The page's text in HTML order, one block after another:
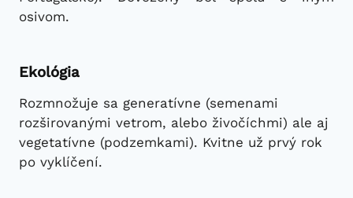
osivom.
Ekológia
Rozmnožuje sa generatívne (semenami
rozširovanými vetrom, alebo živočíchmi) ale aj
vegetatívne (podzemkami). Kvitne už prvý rok
po vyklíčení.